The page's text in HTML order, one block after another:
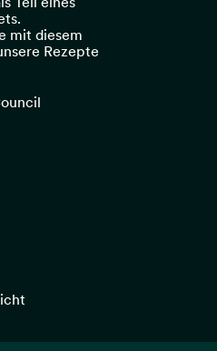
mit diesem
Rezepte